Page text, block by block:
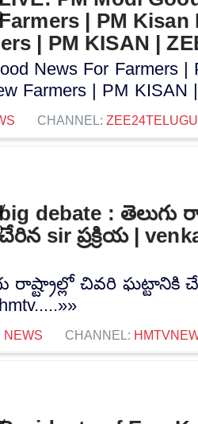
| PM
| PM KISAN |
News For Farmers |
Farmers | PM KISAN
CHANNEL:
debate : తెలుగు
sir ప్రక్రియ |
రాష్ట్రాల్లో చివరి ఘట్టానికి
NEWS CHANNEL: